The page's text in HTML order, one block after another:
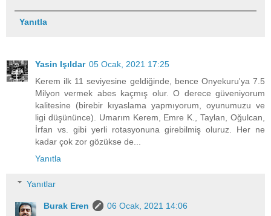
Yanıtla
Yasin Işıldar 05 Ocak, 2021 17:25
Kerem ilk 11 seviyesine geldiğinde, bence Onyekuru'ya 7.5
Milyon vermek abes kaçmış olur. O derece güveniyorum
kalitesine (birebir kıyaslama yapmıyorum, oyunumuzu ve
ligi düşününce). Umarım Kerem, Emre K., Taylan, Oğulcan,
İrfan vs. gibi yerli rotasyonuna girebilmiş oluruz. Her ne
kadar çok zor gözükse de...
Yanıtla
Yanıtlar
Burak Eren
06 Ocak, 2021 14:06